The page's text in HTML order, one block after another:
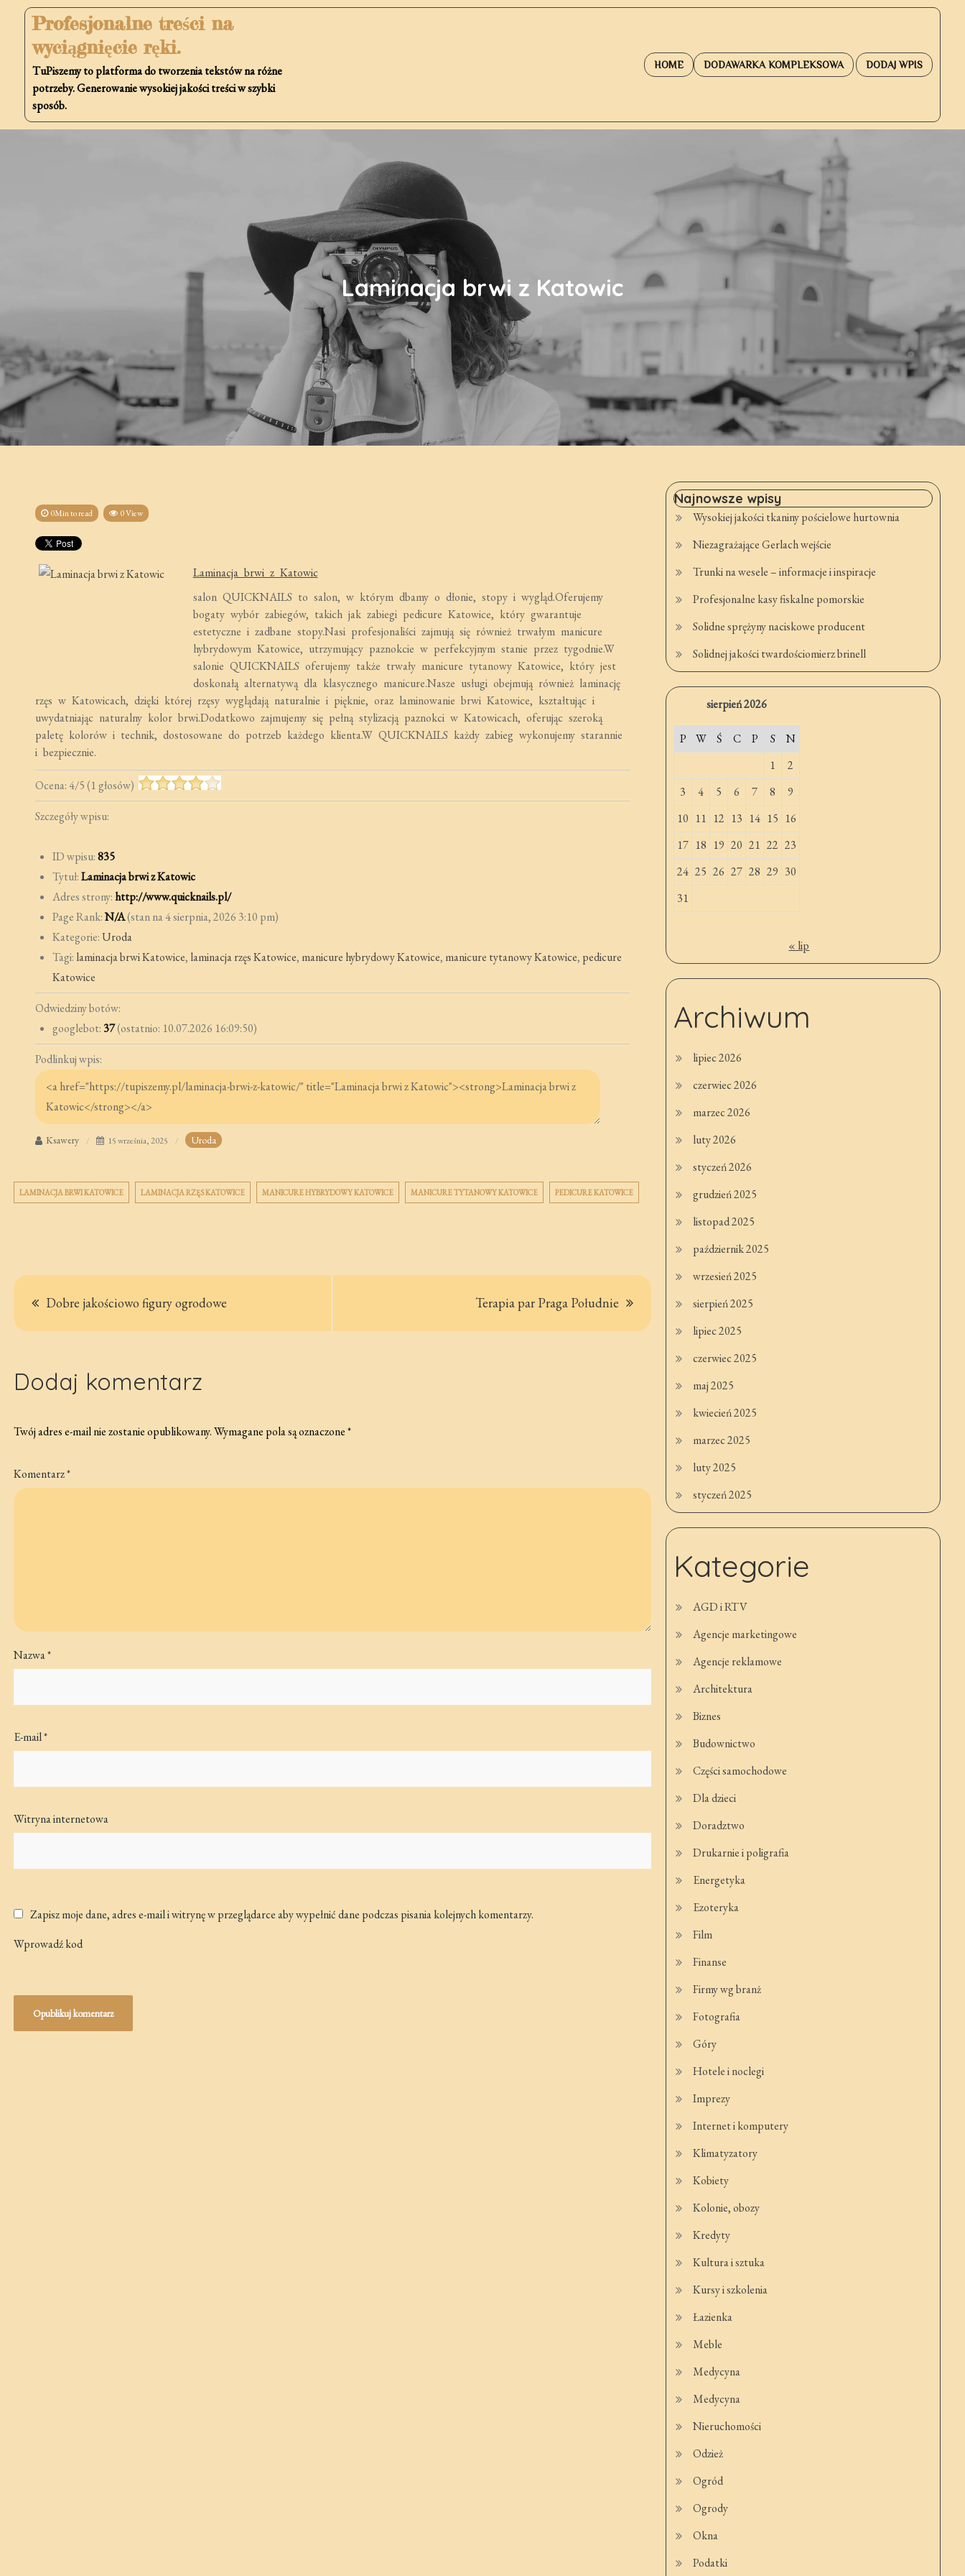
content
Profesjonalne treści na
wyciągnięcie ręki.
TuPiszemy to platforma do tworzenia tekstów na różne
potrzeby. Generowanie wysokiej jakości treści w szybki
sposób.
HOME DODAWARKA KOMPLEKSOWA DODAJ WPIS
Laminacja brwi z Katowic
0Min to read 0 View
Laminacja brwi z Katowic
salon QUICKNAILS to salon, w którym dbamy o dłonie, stopy i wygląd.Oferujemy
bogaty wybór zabiegów, takich jak zabiegi pedicure Katowice, który gwarantuje
estetyczne i zadbane stopy.Nasi profesjonaliści zajmują się również trwałym manicure
hybrydowym Katowice, utrzymujący paznokcie w perfekcyjnym stanie przez tygodnie.W
salonie QUICKNAILS oferujemy także trwały manicure tytanowy Katowice, który jest
doskonałą alternatywą dla klasycznego manicure.Nasze usługi obejmują również laminację
rzęs w Katowicach, dzięki której rzęsy wyglądają naturalnie i pięknie, oraz laminowanie brwi Katowice, kształtując i
uwydatniając naturalny kolor brwi.Dodatkowo zajmujemy się pełną stylizacją paznokci w Katowicach, oferując szeroką
paletę kolorów i technik, dostosowane do potrzeb każdego klienta.W QUICKNAILS każdy zabieg wykonujemy starannie
i bezpiecznie.
Ocena:4/5(1głosów)
Szczegóły wpisu:
ID wpisu:835
Tytuł:Laminacja brwi z Katowic
Adres strony:http://www.quicknails.pl/
Page Rank:N/A(stan na 4 sierpnia, 2026 3:10 pm)
Kategorie:Uroda
Tagi: laminacja brwi Katowice, laminacja rzęs Katowice, manicure hybrydowy Katowice, manicure tytanowy Katowice, pedicure
Katowice
Odwiedziny botów:
googlebot: 37(ostatnio: 10.07.2026 16:09:50)
Podlinkuj wpis:
Ksawery 15 września, 2025 Uroda
LAMINACJA BRWI KATOWICE LAMINACJA RZĘS KATOWICE MANICURE HYBRYDOWY KATOWICE MANICURE TYTANOWY KATOWICE PEDICURE KATOWICE
Nawigacja
wpisu
Dobre jakościowo figury ogrodowe Terapia par Praga Południe
Dodaj komentarz
Twój adres e-mail nie zostanie opublikowany.Wymagane pola są oznaczone*
Komentarz*
Nazwa*
E-mail*
Witryna internetowa
Zapisz moje dane, adres e-mail i witrynę w przeglądarce aby wypełnić dane podczas pisania kolejnych komentarzy.
Wprowadź kod
Najnowsze wpisy
Wysokiej jakości tkaniny pościelowe hurtownia
Niezagrażające Gerlach wejście
Trunki na wesele – informacje i inspiracje
Profesjonalne kasy fiskalne pomorskie
Solidne sprężyny naciskowe producent
Solidnej jakości twardościomierz brinell
sierpień 2026
P W Ś C P S
N
1
2
3
4 5 6 7 8
9
10 11 12 13 14 15 16
17 18 19 20 21 22 23
24 25 26 27 28 29 30
31
« lip
Archiwum
lipiec 2026
czerwiec 2026
marzec 2026
luty 2026
styczeń 2026
grudzień 2025
listopad 2025
październik 2025
wrzesień 2025
sierpień 2025
lipiec 2025
czerwiec 2025
maj 2025
kwiecień 2025
marzec 2025
luty 2025
styczeń 2025
Kategorie
AGD i RTV
Agencje marketingowe
Agencje reklamowe
Architektura
Biznes
Budownictwo
Części samochodowe
Dla dzieci
Doradztwo
Drukarnie i poligrafia
Energetyka
Ezoteryka
Film
Finanse
Firmy wg branż
Fotografia
Góry
Hotele i noclegi
Imprezy
Internet i komputery
Klimatyzatory
Kobiety
Kolonie, obozy
Kredyty
Kultura i sztuka
Kursy i szkolenia
Łazienka
Meble
Medycyna
Medycyna
Nieruchomości
Odzież
Ogród
Ogrody
Okna
Podatki